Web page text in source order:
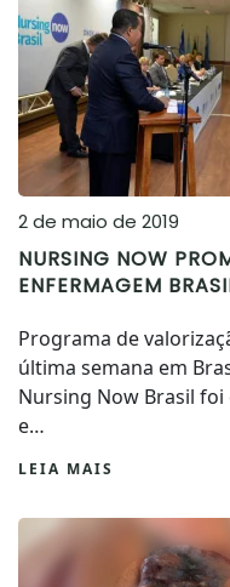
2 de maio de 2019
NURSING NOW
ENFERMAGEM
Programa de
última semana em
Nursing Now Brasil
e…
LEIA MAIS